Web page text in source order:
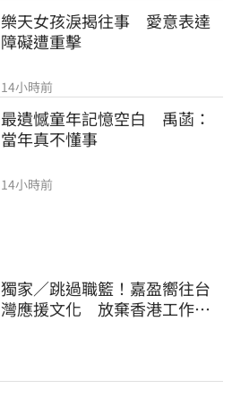
樂天女孩淚揭往事　愛意表達
障礙遭重擊
14小時前
最遺憾童年記憶空白　禹菡：
當年真不懂事
14小時前
獨家／跳過職籃！嘉盈嚮往台
灣應援文化 放棄香港工作跨